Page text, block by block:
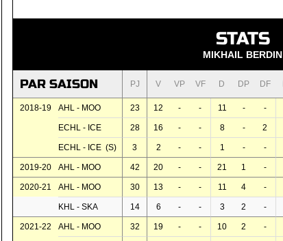
STATS
MIKHAIL BERDIN
PAR SAISON PJ V VP VF D DP DF
2018-19 AHL - MOO 23 12 - - 11 - -
ECHL - ICE 28 16 - - 8 - 2
ECHL - ICE (S) 3 2 - - 1 - -
2019-20 AHL - MOO 42 20 - - 21 1 -
2020-21 AHL - MOO 30 13 - - 11 4 -
KHL - SKA 14 6 - - 3 2 -
2021-22 AHL - MOO 32 19 - - 10 2 -